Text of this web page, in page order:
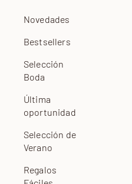
Novedades
Bestsellers
Selección
Boda
Última
oportunidad
Selección de
Verano
Regalos